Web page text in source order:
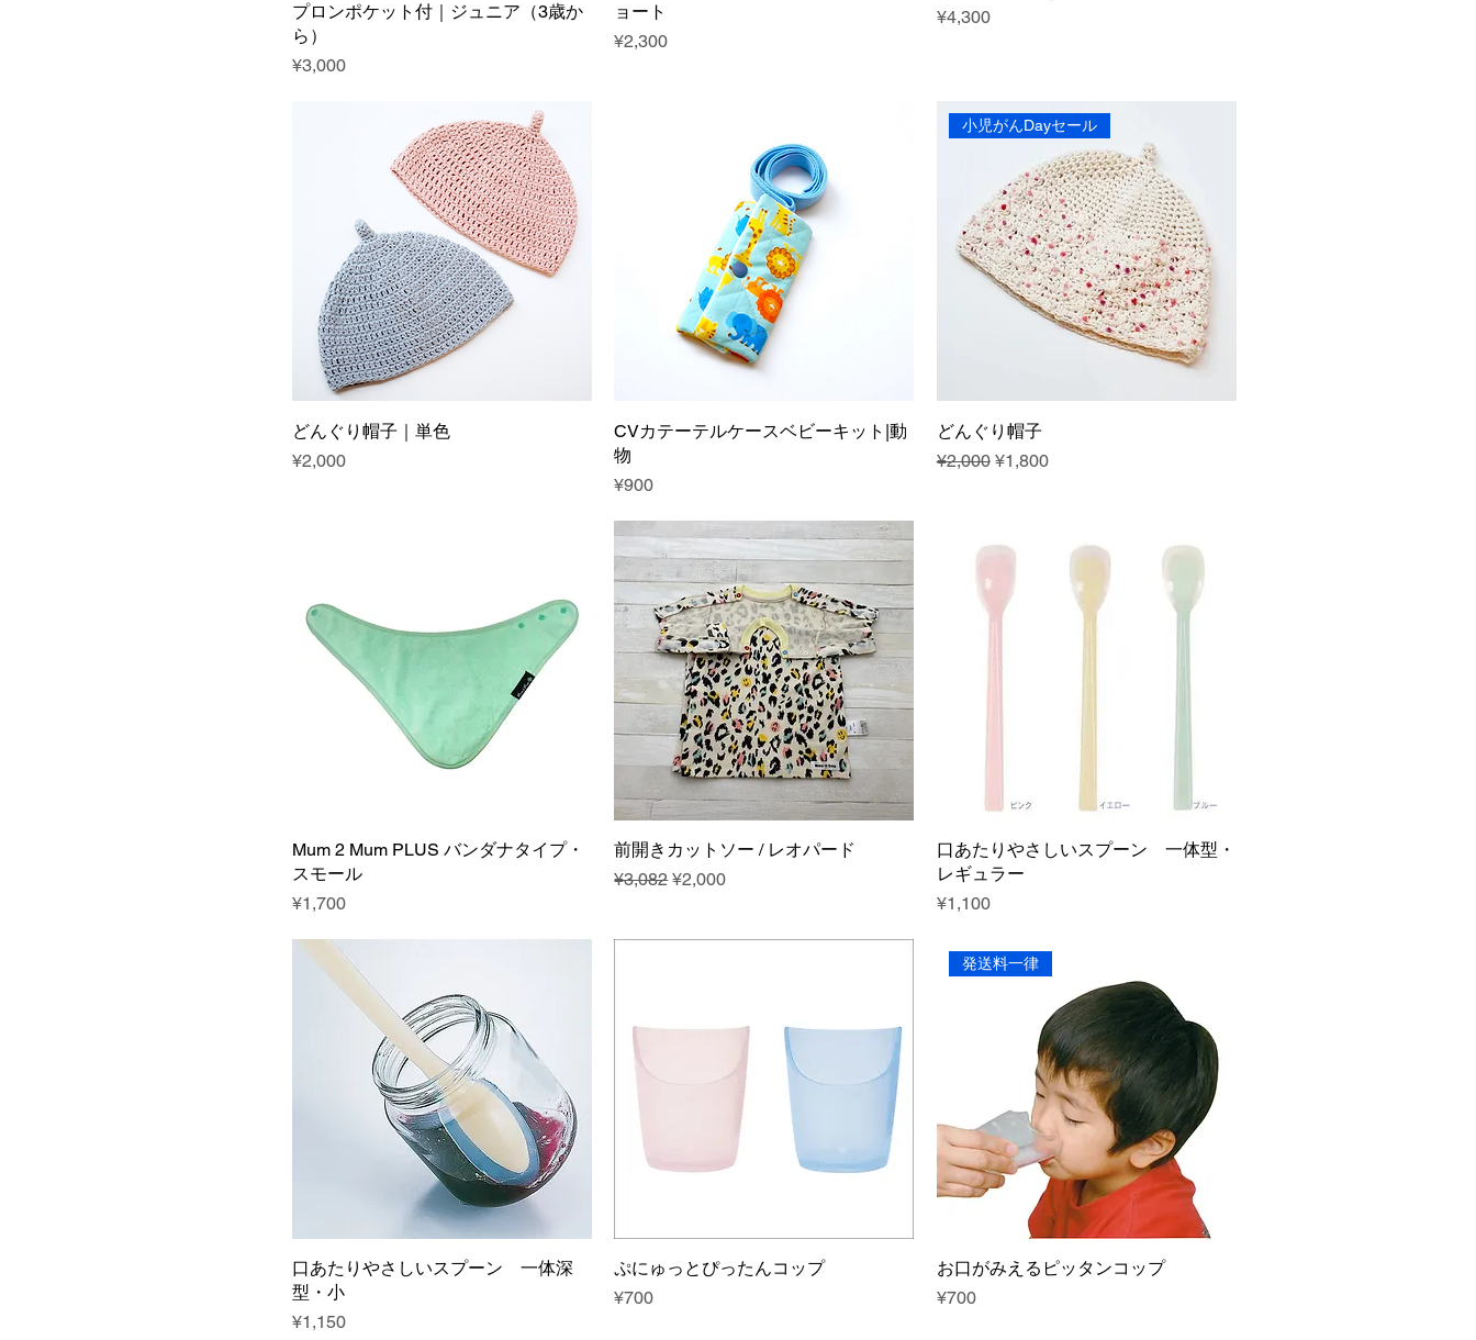
プロンポケット付｜ジュニア（3歳か
ら）
Price
¥3,000
ョート
Price
¥2,300
Price
¥4,300
どんぐり帽子｜単色
Price
¥2,000
CVカテーテルケースベビーキット|動
物
Price
¥900
小児がんDayセール
どんぐり帽子
Regular Price
¥2,000 Sale Price
¥1,800
Mum 2 Mum PLUS バンダナタイプ・
スモール
Price
¥1,700
前開きカットソー / レオパード
Regular Price
¥3,082Sale Price
¥2,000
口あたりやさしいスプーン 一体型・
レギュラー
Price
¥1,100
口あたりやさしいスプーン 一体深
型・小
Price
¥1,150
ぷにゅっとぴったんコップ
Price
¥700
発送料一律
お口がみえるピッタンコップ
Price
¥700